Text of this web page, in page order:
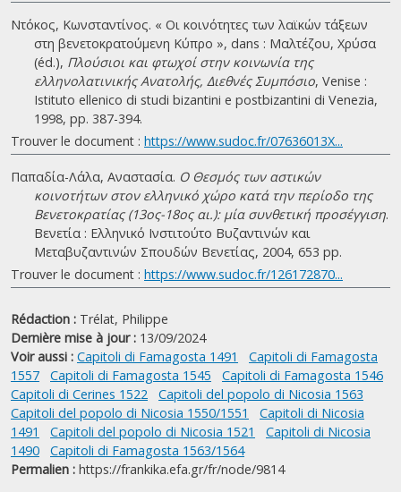
Ντόκος, Κωνσταντίνος. « Οι κοινότητες των λαϊκών τάξεων
στη βενετοκρατούμενη Κύπρο », dans : Μαλτέζου, Χρύσα
(éd.), Πλούσιοι και φτωχοί στην κοινωνία της
ελληνολατινικής Ανατολής, Διεθνές Συμπόσιο, Venise :
Istituto ellenico di studi bizantini e postbizantini di Venezia,
1998, pp. 387-394.
Trouver le document : https://www.sudoc.fr/07636013X...
Παπαδία-Λάλα, Αναστασία. Ο Θεσμός των αστικών
κοινοτήτων στον ελληνικό χώρο κατά την περίοδο της
Βενετοκρατίας (13ος-18ος αι.): μία συνθετική προσέγγιση.
Βενετία : Ελληνικό Ινστιτούτο Βυζαντινών και
Μεταβυζαντινών Σπουδών Βενετίας, 2004, 653 pp.
Trouver le document : https://www.sudoc.fr/126172870...
Rédaction : Trélat, Philippe
Dernière mise à jour : 13/09/2024
Voir aussi : Capitoli di Famagosta 1491
Capitoli di Famagosta
1557
Capitoli di Famagosta 1545
Capitoli di Famagosta 1546
Capitoli di Cerines 1522
Capitoli del popolo di Nicosia 1563
Capitoli del popolo di Nicosia 1550/1551
Capitoli di Nicosia
1491
Capitoli del popolo di Nicosia 1521
Capitoli di Nicosia
1490
Capitoli di Famagosta 1563/1564
Permalien : https://frankika.efa.gr/fr/node/9814